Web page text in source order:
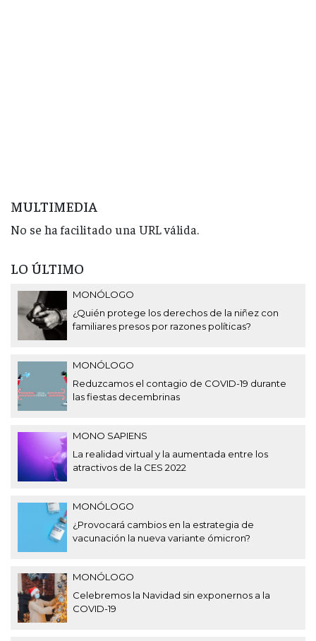
MULTIMEDIA
No se ha facilitado una URL válida.
LO ÚLTIMO
MONÓLOGO
¿Quién protege los derechos de la niñez con
familiares presos por razones políticas?
MONÓLOGO
Reduzcamos el contagio de COVID-19 durante
las fiestas decembrinas
MONO SAPIENS
La realidad virtual y la aumentada entre los
atractivos de la CES 2022
MONÓLOGO
¿Provocará cambios en la estrategia de
vacunación la nueva variante ómicron?
MONÓLOGO
Celebremos la Navidad sin exponernos a la
COVID-19